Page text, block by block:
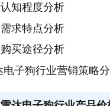
知程度分析
求特点分析
买途径分析
电子狗行业营销策略